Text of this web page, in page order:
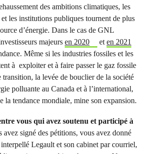
des ambitions climatiques, les
les institutions publiques tournent de plus
d’énergie. Dans le cas de GNL
majeurs en 2020 eten 2021
Même si les industries fossiles et les
à exploiter et à faire passer le gaz fossile
transition, la levée de bouclier de la société
polluante au Canada et à l’international,
la tendance mondiale, mine son expansion.
vous qui avez soutenu et participé à
avez signé des pétitions, vous avez donné
Legault et son cabinet par courriel,